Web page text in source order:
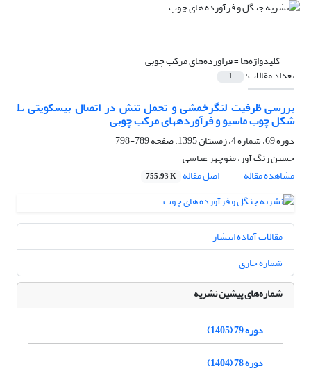
کلیدواژه‌ها =فراورده‌های مرکب چوبی
تعداد مقالات: 1
بررسی ظرفیت لنگرخمشی و تحمل تنش در اتصال بیسکویتی L
شکل چوب ماسیو و فرآوردههای مرکب چوبی
دوره 69، شماره 4، زمستان 1395، صفحه
789-798
حسین رنگ آور، منوچهر عباسی
مشاهده مقاله
اصل مقاله 755.93 K
مقالات آماده انتشار
شماره جاری
شماره‌های پیشین نشریه
دوره 79 (1405)
دوره 78 (1404)